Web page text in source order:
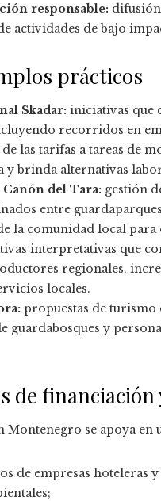
responsable:
actividades de bajo
prácticos
Skadar: iniciativas que
recorridos en
las tarifas a tareas de
y brinda alternativas
del Tara: gestión
entre
la comunidad local
interpretativas que
regionales,
locales.
propuestas de turismo
guardabosques y
de
Montenegro se apoya
de empresas hoteleras